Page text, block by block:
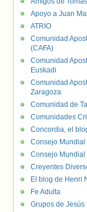
Apoyo a Juan
ATRIO
Comunidad
(CAFA)
Comunidad
Euskadi
Comunidad
Zaragoza
Comunidad de
Comunidades
Concordia, el
Consejo Mundial
Consejo Mundial
Creyentes
El blog de Henri
Fe Adulta
Grupos de Jesús